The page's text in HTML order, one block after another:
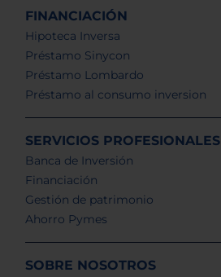
FINANCIACIÓN
Hipoteca Inversa
Préstamo Sinycon
Préstamo Lombardo
Préstamo al consumo inversion
SERVICIOS PROFESIONALES
Banca de Inversión
Financiación
Gestión de patrimonio
Ahorro Pymes
SOBRE NOSOTROS